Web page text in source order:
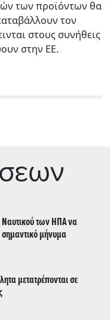
των προϊόντων θα
τον
στους συνήθεις
στην ΕΕ.
των ΗΠΑ να
σημαντικό μήνυμα
μετατρέπονται σε